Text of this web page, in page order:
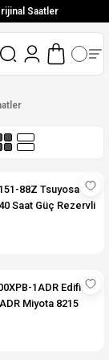
Saatler
88Z Tsuyosa
Saat Güç Rezervli
Kol Saati
1ADR Edifice
Miyota 8215
Güç Rezervli
Kol Saati